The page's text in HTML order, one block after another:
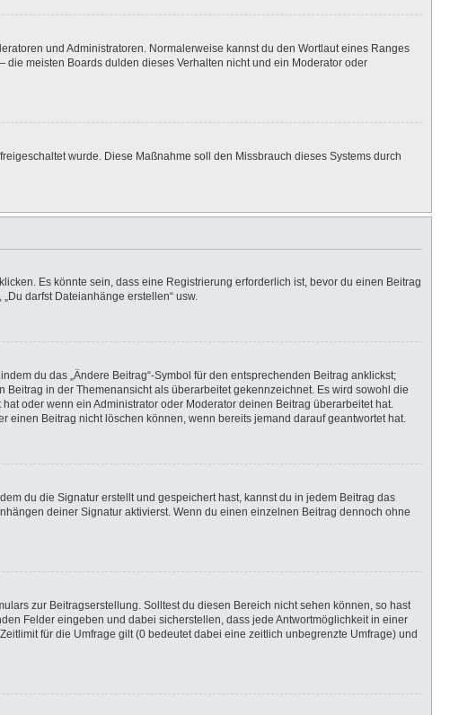
und Administratoren. Normalerweise kannst du den Wortlaut eines Ranges
meisten Boards dulden dieses Verhalten nicht und ein Moderator oder
wurde. Diese Maßnahme soll den Missbrauch dieses Systems durch
Es könnte sein, dass eine Registrierung erforderlich ist, bevor du einen Beitrag
darfst Dateianhänge erstellen“ usw.
du das „Ändere Beitrag“-Symbol für den entsprechenden Beitrag anklickst;
in der Themenansicht als überarbeitet gekennzeichnet. Es wird sowohl die
oder wenn ein Administrator oder Moderator deinen Beitrag überarbeitet hat.
Beitrag nicht löschen können, wenn bereits jemand darauf geantwortet hat.
du die Signatur erstellt und gespeichert hast, kannst du in jedem Beitrag das
deiner Signatur aktivierst. Wenn du einen einzelnen Beitrag dennoch ohne
zur Beitragserstellung. Solltest du diesen Bereich nicht sehen können, so hast
Felder eingeben und dabei sicherstellen, dass jede Antwortmöglichkeit in einer
für die Umfrage gilt (0 bedeutet dabei eine zeitlich unbegrenzte Umfrage) und